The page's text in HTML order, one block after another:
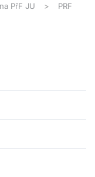
PřF JU PRF